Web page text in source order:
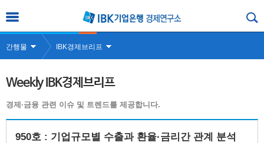
간행물 IBK경제브리프
Weekly IBK경제브리프
경제·금융 관련 이슈 및 트렌드를 제공합니다.
950호 : 기업규모별 수출과 환율·금리간 관계 분석